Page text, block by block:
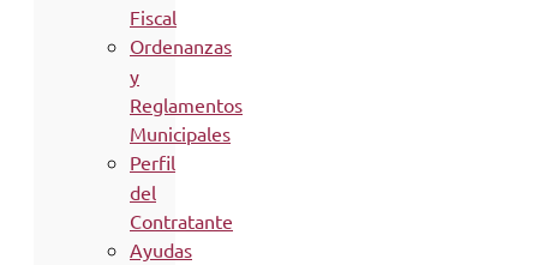
Fiscal
Ordenanzas
y
Reglamentos
Municipales
Perfil
del
Contratante
Ayudas